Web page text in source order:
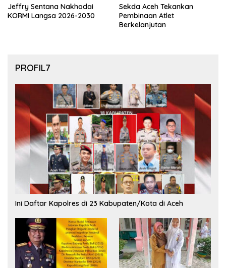
Jeffry Sentana Nakhodai
KORMI Langsa 2026-2030
Sekda Aceh Tekankan
Pembinaan Atlet
Berkelanjutan
PROFIL7
Ini Daftar Kapolres di 23 Kabupaten/Kota di Aceh